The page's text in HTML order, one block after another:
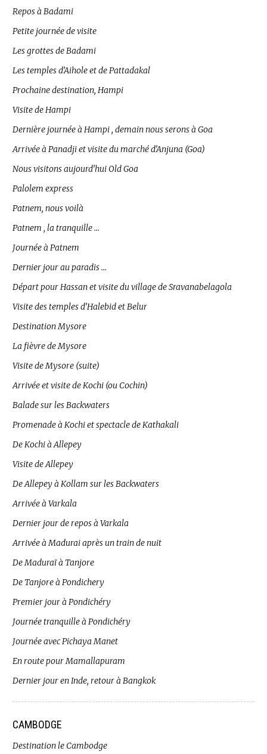
Repos à Badami
Petite journée de visite
Les grottes de Badami
Les temples d’Aihole et de Pattadakal
Prochaine destination, Hampi
Visite de Hampi
Dernière journée à Hampi , demain nous serons à Goa
Arrivée à Panadji et visite du marché d’Anjuna (Goa)
Nous visitons aujourd’hui Old Goa
Palolem express
Patnem, nous voilà
Patnem , la tranquille …
Journée à Patnem
Dernier jour au paradis …
Départ pour Hassan et visite du village de Sravanabelagola
Visite des temples d’Halebid et Belur
Destination Mysore
La fièvre de Mysore
Visite de Mysore (suite)
Arrivée et visite de Kochi (ou Cochin)
Balade sur les Backwaters
Promenade à Kochi et spectacle de Kathakali
De Kochi à Allepey
Visite de Allepey
De Allepey à Kollam sur les Backwaters
Arrivée à Varkala
Dernier jour de repos à Varkala
Arrivée à Madurai après un train de nuit
De Maduraï à Tanjore
De Tanjore à Pondichery
Premier jour à Pondichéry
Journée tranquille à Pondichéry
Journée avec Pichaya Manet
En route pour Mamallapuram
Dernier jour en Inde, retour à Bangkok
CAMBODGE
Destination le Cambodge